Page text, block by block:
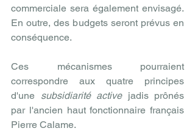
commerciale sera également envisagé.
En outre, des budgets seront prévus en
conséquence.
Ces mécanismes pourraient
correspondre aux quatre principes
d'une subsidiarité active jadis prônés
par l'ancien haut fonctionnaire français
Pierre Calame.